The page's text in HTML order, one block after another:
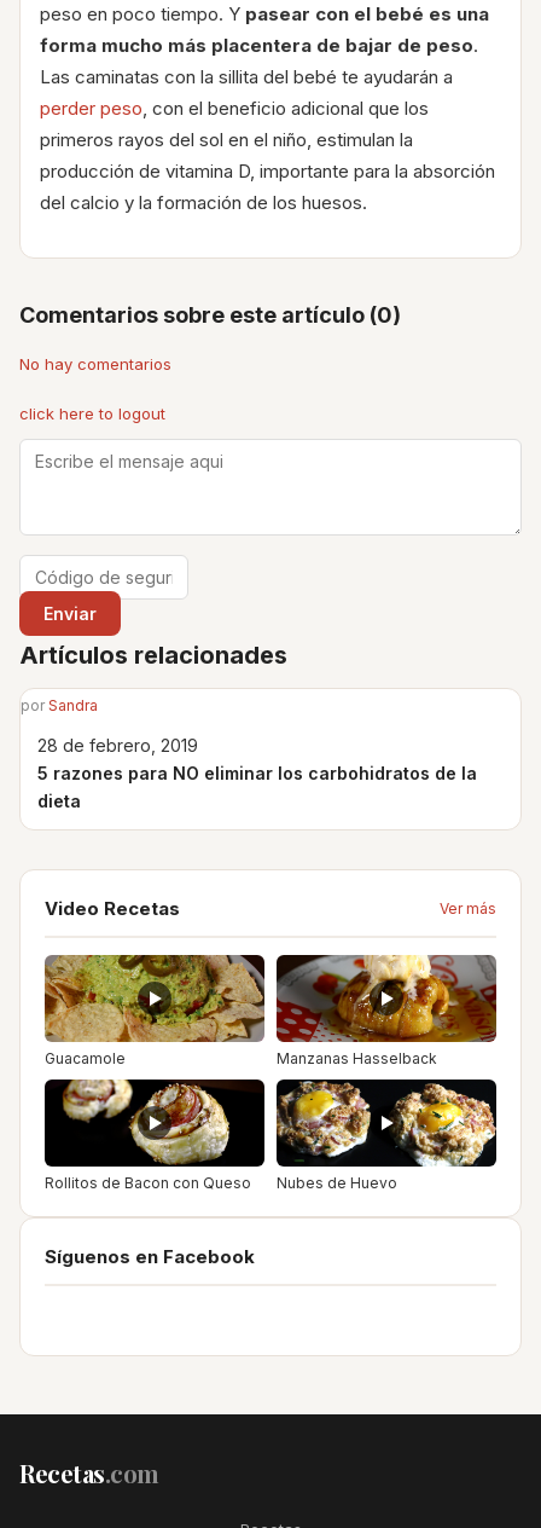
peso en poco tiempo. Y pasear con el bebé es una
forma mucho más placentera de bajar de peso.
Las caminatas con la sillita del bebé te ayudarán a
perder peso , con el beneficio adicional que los
primeros rayos del sol en el niño, estimulan la
producción de vitamina D, importante para la absorción
del calcio y la formación de los huesos.
Comentarios sobre este artículo (0)
No hay comentarios
click here to logout
Artículos relacionades
porSandra
28 de febrero, 2019
5 razones para NO eliminar los carbohidratos de la
dieta
Video Recetas Ver más
Guacamole Manzanas Hasselback
Rollitos de Bacon con Queso Nubes de Huevo
Síguenos en Facebook
Recetas.com